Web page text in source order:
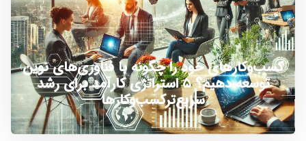
کسب‌وکارهای خود را چگونه با فناوری‌های نوین
توسعه دهیم؟ ۵ استراتژی کارآمد برای رشد
سریع‌ترکسب‌وکارها